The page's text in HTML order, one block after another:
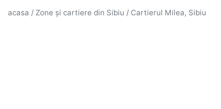
acasa / Zone și cartiere din Sibiu / Cartierul Milea, Sibiu